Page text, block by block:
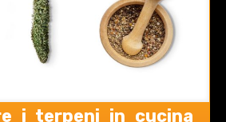
i terpeni in cucina